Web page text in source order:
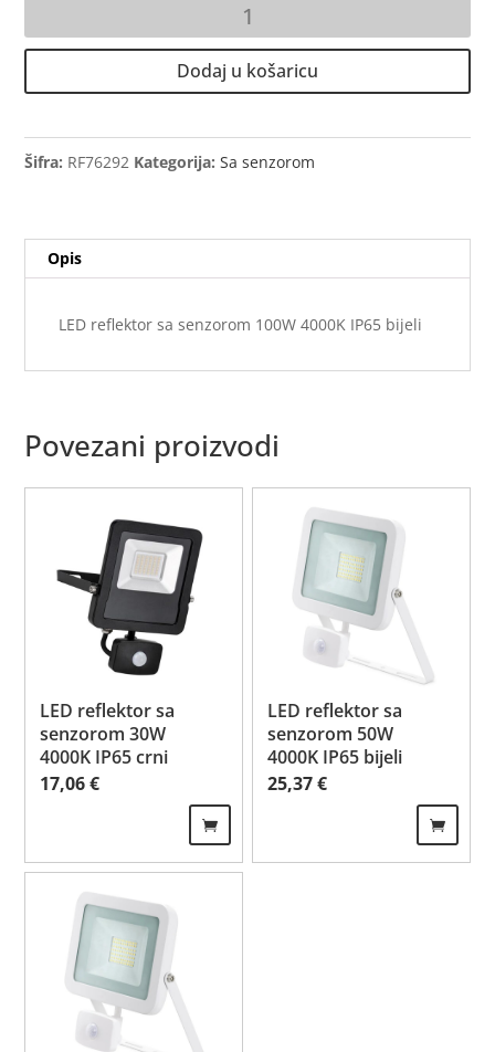
sa
4000K
IP65
Dodaj u košaricu
Šifra: RF76292 Kategorija:Sa senzorom
Opis
LED reflektor sa senzorom 100W 4000K IP65 bijeli
Povezani proizvodi
LED reflektor sa
senzorom 30W
4000K IP65 crni
17,06€
LED reflektor sa
senzorom 50W
4000K IP65 bijeli
25,37€